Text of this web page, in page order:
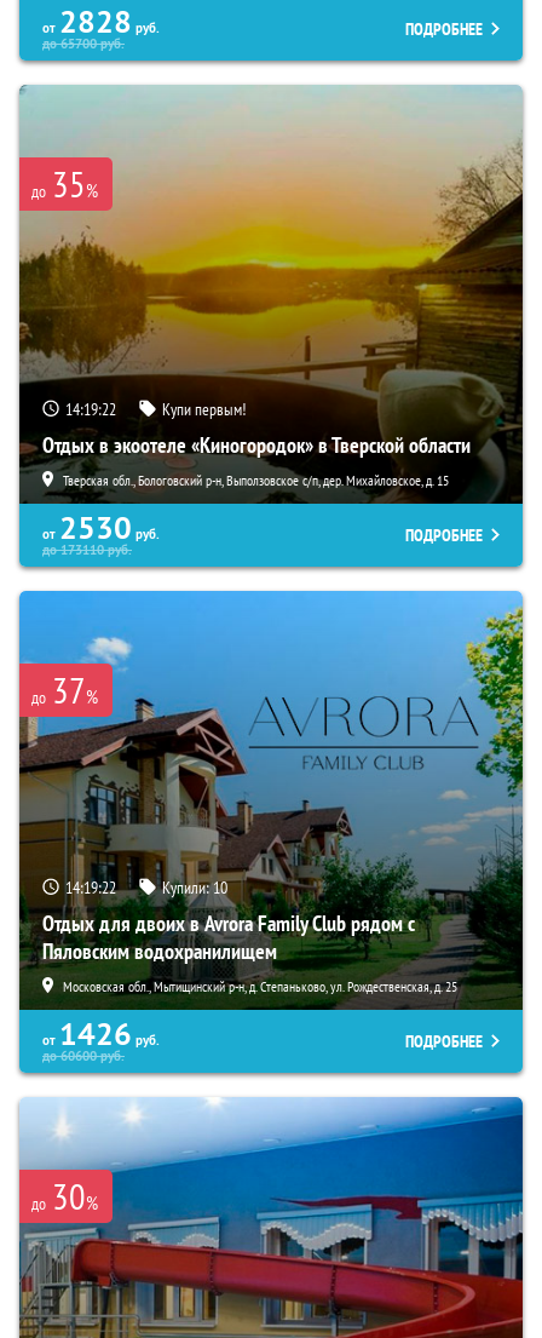
от 2828 руб.
до65700руб.
ПОДРОБНЕЕ
до 35%
14:19:21 Купи первым!
Отдых в экоотеле «Киногородок» в Тверской области
Тверская обл., Бологовский р-н, Выползовское с/п, дер. Михайловское, д. 15
от 2530 руб.
до173110руб.
ПОДРОБНЕЕ
до 37%
14:19:21 Купили:10
Отдых для двоих в Avrora Family Club рядом с
Пяловским водохранилищем
Московская обл., Мытищинский р-н, д. Степаньково, ул. Рождественская, д. 25
от 1426 руб.
до60600руб.
ПОДРОБНЕЕ
до 30%